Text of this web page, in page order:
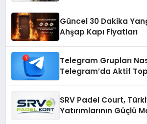
Güncel 30 Dakika
Ahşap Kapı Fiyatları
Telegram Grupları
Telegram’da Aktif
SRV Padel Court,
Yatırımlarının Güçlü